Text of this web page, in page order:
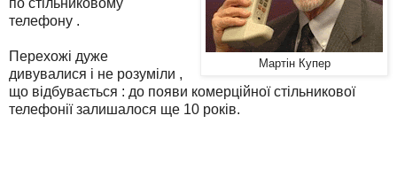
Мартін Купер
по стільниковому
телефону .
Перехожі дуже
дивувалися і не розуміли ,
що відбувається : до появи комерційної стільникової
телефонії залишалося ще 10 років.